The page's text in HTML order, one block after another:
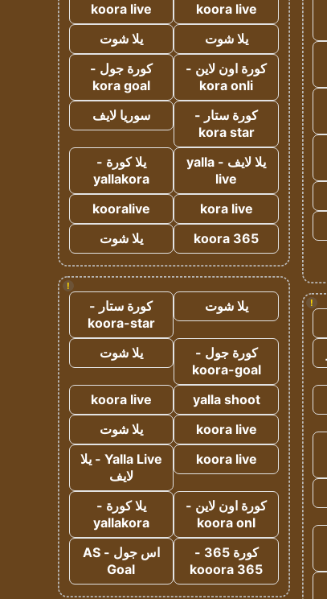
!
koora live
koora live
يلا شوت
يلا شوت
كورة اون لاين -
kora onli
كورة جول -
kora goal
كورة ستار -
kora star
سوريا لايف
يلا لايف - yalla
live
يلا كورة -
yallakora
kora live
kooralive
koora 365
يلا شوت
!
يلا شوت
كورة ستار -
koora-star
كورة جول -
koora-goal
يلا شوت
yalla shoot
koora live
koora live
يلا شوت
koora live
Yalla Live - يلا
لايف
كورة اون لاين -
koora onl
يلا كورة -
yallakora
كورة 365 -
kooora 365
اس جول - AS
Goal